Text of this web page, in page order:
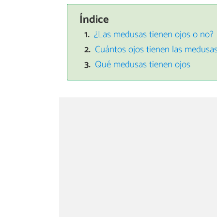
Índice
¿Las medusas tienen ojos o no?
Cuántos ojos tienen las
Qué medusas tienen ojos